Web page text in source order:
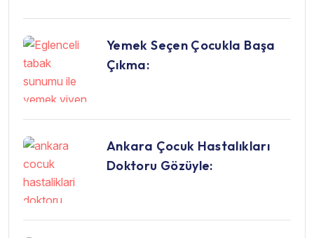
Yemek Seçen Çocukla Başa
Çıkma:
Ankara Çocuk Hastalıkları
Doktoru Gözüyle: